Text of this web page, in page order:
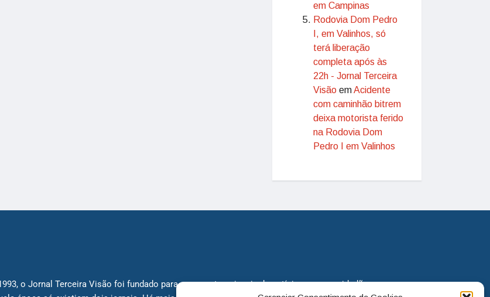
em Campinas
Rodovia Dom Pedro
I, em Valinhos, só
terá liberação
completa após às
22h - Jornal Terceira
Visão emAcidente
com caminhão bitrem
deixa motorista ferido
na Rodovia Dom
Pedro I em Valinhos
o Jornal Terceira Visão foi fundado para ser uma terceira via de notícias para os cidadãos